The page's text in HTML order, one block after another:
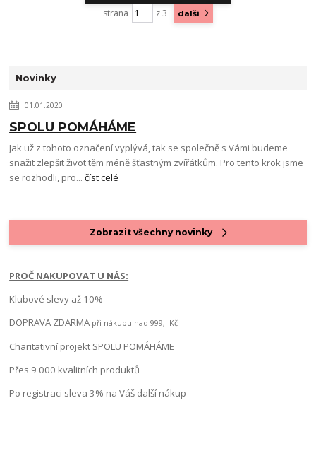
strana z 3 další
Novinky
01.01.2020
SPOLU POMÁHÁME
Jak už z tohoto označení vyplývá, tak se společně s Vámi budeme
snažit zlepšit život těm méně šťastným zvířátkům. Pro tento krok jsme
se rozhodli, pro...číst celé
Zobrazit všechny novinky
PROČ NAKUPOVAT U NÁS:
Klubové slevy až 10%
DOPRAVA ZDARMA při nákupu nad 999,- Kč
Charitativní projekt SPOLU POMÁHÁME
Přes 9 000 kvalitních produktů
Po registraci sleva 3% na Váš další nákup